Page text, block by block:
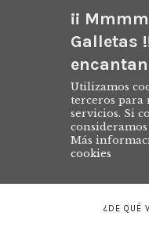
¡¡
Galletas
Utilizamos
terceros para
servicios. Si
consideramos
Más
cookies
¿DE QUÉ